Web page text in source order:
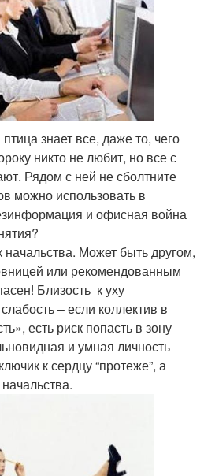
знает все, даже то, чего
никто не любит, но все с
Рядом с ней не сболтните
можно использовать в
и офисная война
Может быть другом,
или рекомендованным
Близость к уху
– если коллектив в
есть риск попасть в зону
и умная личность
к сердцу “протеже”, а